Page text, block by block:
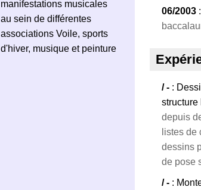
manifestations musicales
au sein de différentes
associations Voile, sports
d'hiver, musique et peinture
06/2003 :
/ - :
structure
depuis
listes
dessins
de pose
/ - :